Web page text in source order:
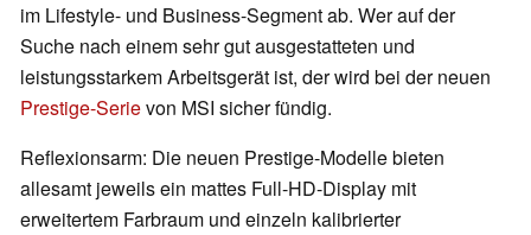
im Lifestyle- und Business-Segment ab. Wer auf der
Suche nach einem sehr gut ausgestatteten und
leistungsstarkem Arbeitsgerät ist, der wird bei der neuen
Prestige-Serievon MSI sicher fündig.
Reflexionsarm: Die neuen Prestige-Modelle bieten
allesamt jeweils ein mattes Full-HD-Display mit
erweitertem Farbraum und einzeln kalibrierter